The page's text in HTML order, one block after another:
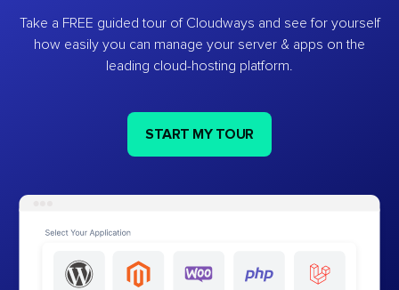
Take a FREE guided tour of Cloudways and see for yourself
how easily you can manage your server & apps on the
leading cloud-hosting platform.
START MY TOUR